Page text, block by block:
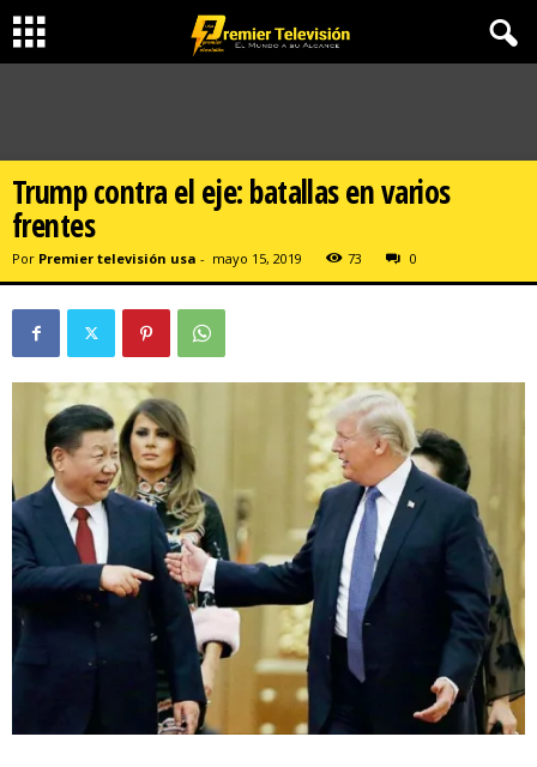
Trump contra el eje: batallas en varios
frentes
Por Premier televisión usa - mayo 15, 2019 73 0